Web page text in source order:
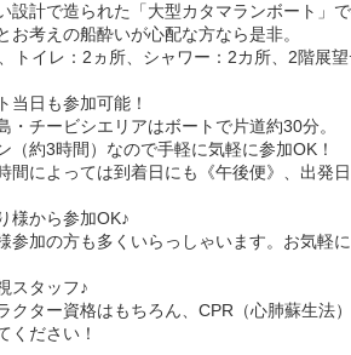
設計で造られた「大型カタマランボート」
お考えの船酔いが心配な方なら是非。
トイレ：2ヵ所、シャワー：2カ所、2階展
当日も参加可能！
・チービシエリアはボートで片道約30分。
（約3時間）なので手軽に気軽に参加OK！
間によっては到着日にも《午後便》、出発
様から参加OK♪
参加の方も多くいらっしゃいます。お気軽に
スタッフ♪
クター資格はもちろん、CPR（心肺蘇生法
ください！